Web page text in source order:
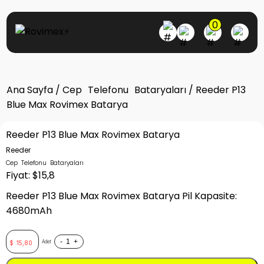
0
Ana Sayfa / Cep Telefonu Bataryaları / Reeder P13
Blue Max Rovimex Batarya
Reeder P13 Blue Max Rovimex Batarya
Reeder
Cep Telefonu Bataryaları
Fiyat: $15,8
Reeder P13 Blue Max Rovimex Batarya Pil Kapasite:
4680mAh
$ 15,80 Adet - +